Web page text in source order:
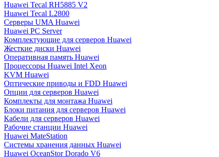
Huawei Tecal RH5885 V2
Huawei Tecal L2800
Серверы UMA Huawei
Huawei PC Server
Комплектующие для серверов Huawei
Жесткие диски Huawei
Оперативная память Huawei
Процессоры Huawei Intel Xeon
KVM Huawei
Оптические приводы и FDD Huawei
Опции для серверов Huawei
Комплекты для монтажа Huawei
Блоки питания для серверов Huawei
Кабели для серверов Huawei
Рабочие станции Huawei
Huawei MateStation
Системы хранения данных Huawei
Huawei OceanStor Dorado V6